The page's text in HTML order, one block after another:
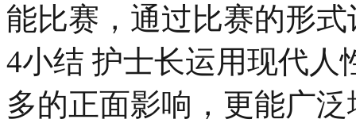
能比赛，通过比赛的形
4小结 护士长运用现代人
多的正面影响，更能广